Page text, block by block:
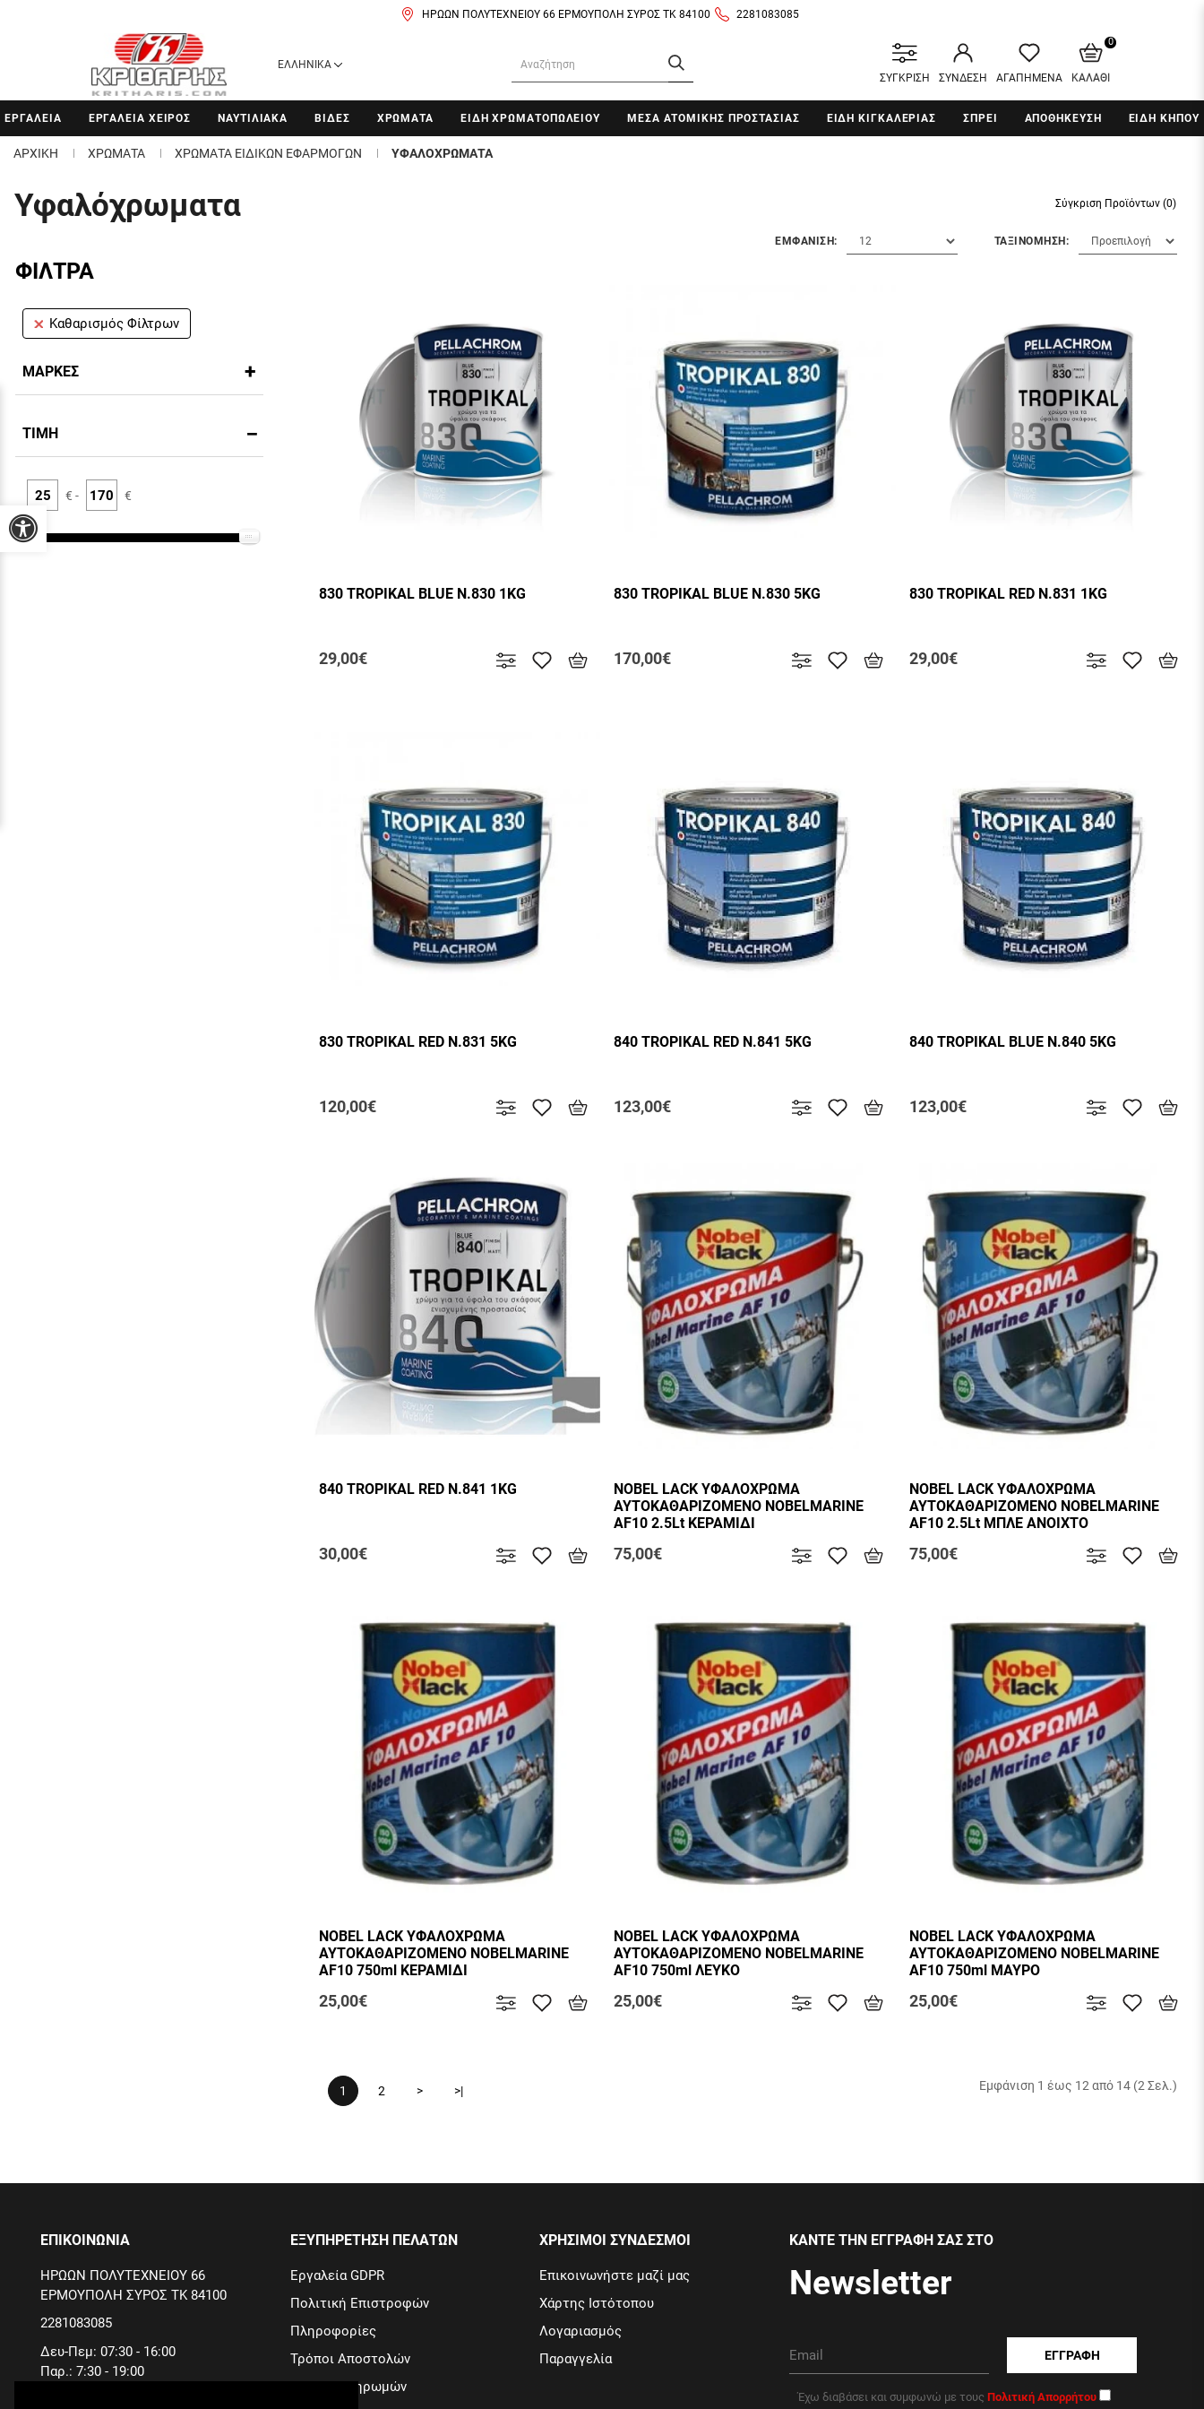
ΗΡΩΩΝ ΠΟΛΥΤΕΧΝΕΙΟΥ 66 ΕΡΜΟΥΠΟΛΗ ΣΥΡΟΣ ΤΚ 84100 2281083085
ΕΛΛΗΝΙΚΑ
ΣΥΓΚΡΙΣΗ
ΣΥΝΔΕΣΗ ΑΓΑΠΗΜΕΝΑ ΚΑΛΑΘΙ
0
ΕΡΓΑΛΕΙΑ ΕΡΓΑΛΕΙΑ ΧΕΙΡΟΣ ΝΑΥΤΙΛΙΑΚΑ ΒΙΔΕΣ ΧΡΩΜΑΤΑ ΕΙΔΗ ΧΡΩΜΑΤΟΠΩΛΕΙΟΥ ΜΕΣΑ ΑΤΟΜΙΚΗΣ ΠΡΟΣΤΑΣΙΑΣ ΕΙΔΗ ΚΙΓΚΑΛΕΡΙΑΣ ΣΠΡΕΙ ΑΠΟΘΗΚΕΥΣΗ ΕΙΔΗ ΚΗΠΟΥ
ΑΡΧΙΚΗ ΧΡΩΜΑΤΑ ΧΡΩΜΑΤΑ ΕΙΔΙΚΩΝ ΕΦΑΡΜΟΓΩΝ ΥΦΑΛΟΧΡΩΜΑΤΑ
Υφαλόχρωματα
ΦΙΛΤΡΑ
Καθαρισμός Φίλτρων
ΜΑΡΚΕΣ
ΤΙΜΗ
€ - €
Σύγκριση Προϊόντων (0)
ΤΑΞΙΝΟΜΗΣΗ:
ΕΜΦΑΝΙΣΗ:
830 TROPIKAL BLUE N.830 1KG
29,00€
830 TROPIKAL BLUE N.830 5KG
170,00€
830 TROPIKAL RED N.831 1KG
29,00€
830 TROPIKAL RED N.831 5KG
120,00€
840 TROPIKAL RED N.841 5KG
123,00€
840 TROPIKAL BLUE N.840 5KG
123,00€
840 TROPIKAL RED N.841 1KG
30,00€
NOBEL LACK ΥΦΑΛΟΧΡΩΜΑ
ΑΥΤΟΚΑΘΑΡΙΖΟΜΕΝΟ NOBELMARINE
AF10 2.5Lt ΚΕΡΑΜΙΔΙ
75,00€
NOBEL LACK ΥΦΑΛΟΧΡΩΜΑ
ΑΥΤΟΚΑΘΑΡΙΖΟΜΕΝΟ NOBELMARINE
AF10 2.5Lt ΜΠΛΕ ΑΝΟΙΧΤΟ
75,00€
NOBEL LACK ΥΦΑΛΟΧΡΩΜΑ
ΑΥΤΟΚΑΘΑΡΙΖΟΜΕΝΟ NOBELMARINE
AF10 750ml ΚΕΡΑΜΙΔΙ
25,00€
NOBEL LACK ΥΦΑΛΟΧΡΩΜΑ
ΑΥΤΟΚΑΘΑΡΙΖΟΜΕΝΟ NOBELMARINE
AF10 750ml ΛΕΥΚΟ
25,00€
NOBEL LACK ΥΦΑΛΟΧΡΩΜΑ
ΑΥΤΟΚΑΘΑΡΙΖΟΜΕΝΟ NOBELMARINE
AF10 750ml ΜΑΥΡΟ
25,00€
1 2 > >| Εμφάνιση 1 έως 12 από 14 (2 Σελ.)
ΕΠΙΚΟΙΝΩΝΙΑ
ΗΡΩΩΝ ΠΟΛΥΤΕΧΝΕΙΟΥ 66
ΕΡΜΟΥΠΟΛΗ ΣΥΡΟΣ ΤΚ 84100
2281083085
Δευ-Πεμ: 07:30 - 16:00
Παρ.: 7:30 - 19:00
ΕΞΥΠΗΡΕΤΗΣΗ ΠΕΛΑΤΩΝ
Εργαλεία GDPR
Πολιτική Επιστροφών
Πληροφορίες
Τρόποι Αποστολών
Τρόποι Πληρωμών
ΧΡΗΣΙΜΟΙ ΣΥΝΔΕΣΜΟΙ
Επικοινωνήστε μαζί μας
Χάρτης Ιστότοπου
Λογαριασμός
Παραγγελία
ΚΑΝΤΕ ΤΗΝ ΕΓΓΡΑΦΗ ΣΑΣ ΣΤΟ
Newsletter
ΕΓΓΡΑΦΗ
Έχω διαβάσει και συμφωνώ με τουςΠολιτική Απορρήτου
Προσβασιμότητα